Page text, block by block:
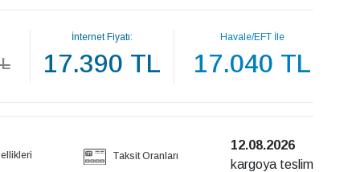
İnternet Fiyatı:
17.390 TL
Havale/EFT İle
17.040 TL
Taksit Oranları
12.08.2026
kargoya teslim